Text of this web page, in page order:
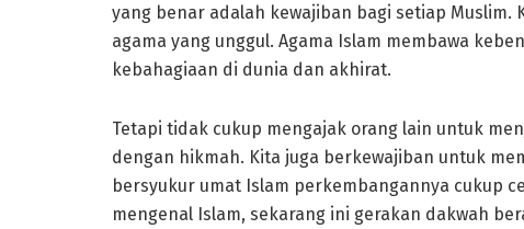
yang benar adalah kewajiban bagi setiap
agama yang unggul. Agama Islam membawa
kebahagiaan di dunia dan akhirat.
Tetapi tidak cukup mengajak orang lain untuk
dengan hikmah. Kita juga berkewajiban untuk
bersyukur umat Islam perkembangannya cukup
mengenal Islam, sekarang ini gerakan dakwah